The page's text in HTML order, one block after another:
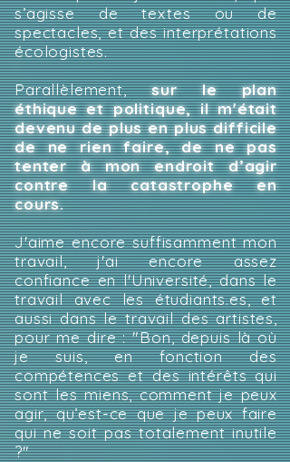
s’agisse de textes ou de
spectacles, et des interprétations
écologistes.
Parallèlement,sur le plan
éthique et politique, il m'était
devenu de plus en plus difficile
de ne rien faire, de ne pas
tenter à mon endroit d’agir
contre la catastrophe en
cours.
J'aime encore suffisamment mon
travail, j'ai encore assez
confiance en l'Université, dans le
travail avec les étudiants.es, et
aussi dans le travail des artistes,
pour me dire : "Bon, depuis là où
je suis, en fonction des
compétences et des intérêts qui
sont les miens, comment je peux
agir, qu’est-ce que je peux faire
qui ne soit pas totalement inutile
?"